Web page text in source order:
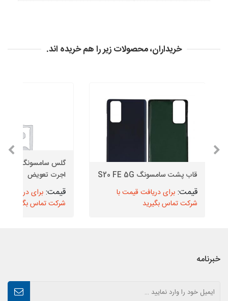
خریداران، محصولات زیر را هم خریده اند.
قاب پشت سامسونگ S20 FE 5G
برای دریافت قیمت با
شرکت تماس بگیرید
اجرت تعویض
برای دریافت
شرکت تماس بگیرید
خبرنامه